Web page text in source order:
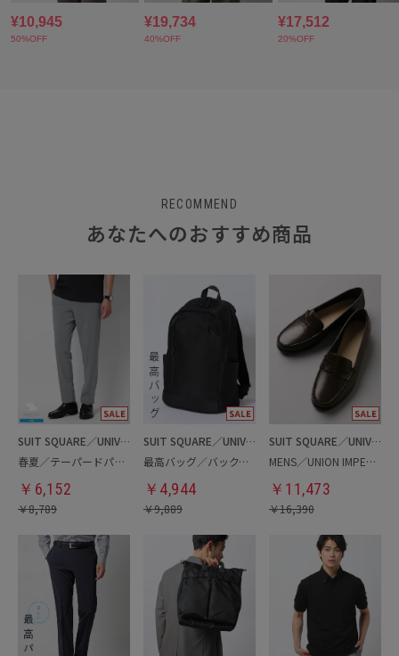
RECOMMEND
あなたへのおすすめ商品
SUIT SQUARE／UNIVERSAL LANGUAGE
春夏／テーパードパンツ
￥ 6,152
￥8,789
SUIT SQUARE／UNIVERSAL LANGUAGE
最高バッグ／バックパック
￥ 4,944
￥9,889
SUIT SQUARE／UNIVERSAL LANGUAGE
MENS／UNION IMPERIAL監修／コインローファー
￥ 11,473
￥16,390